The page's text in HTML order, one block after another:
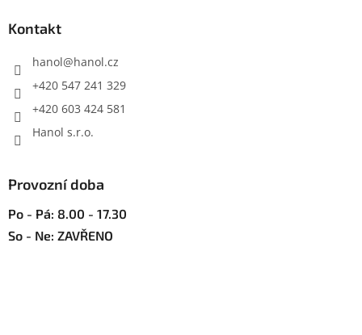
Kontakt
hanol@hanol.cz
+420 547 241 329
+420 603 424 581
Hanol s.r.o.
Provozní doba
Po - Pá: 8.00 - 17.30
So - Ne: ZAVŘENO